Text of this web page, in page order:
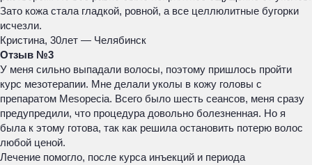
Зато кожа стала гладкой, ровной, а все целлюлитные бугорки
исчезли.
Кристина, 30лет — Челябинск
Отзыв №3
У меня сильно выпадали волосы, поэтому пришлось пройти
курс мезотерапии. Мне делали уколы в кожу головы с
препаратом Mesopecia. Всего было шесть сеансов, меня сразу
предупредили, что процедура довольно болезненная. Но я
была к этому готова, так как решила остановить потерю волос
любой ценой.
Лечение помогло, после курса инъекций и периода